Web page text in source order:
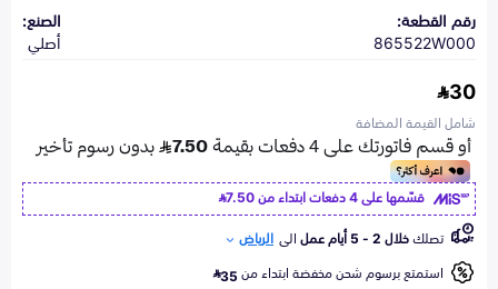
رقم القطعة:
865522W000
الصنع:
أصلي
30
شامل القيمة المضافة
قسّمها على 4 دفعات ابتداء من
7.50
تصلكخلال 2 - 5 أيام عمل الى الرياض
استمتع برسوم شحن مخفضة ابتداء من35